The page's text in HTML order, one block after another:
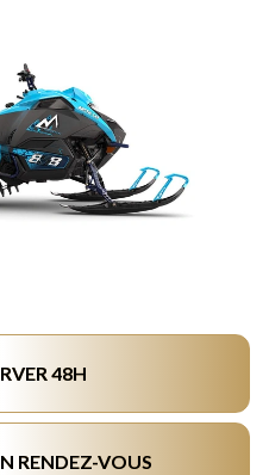
48H
RENDEZ-VOUS